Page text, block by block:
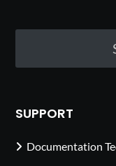
SUPPORT
Documentation